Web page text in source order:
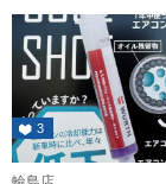
3